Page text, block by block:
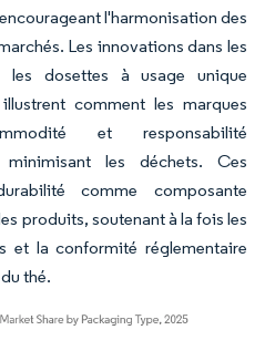
l'harmonisation des
Les innovations dans les
dosettes à usage unique
comment les marques
et responsabilité
les déchets. Ces
comme composante
produits, soutenant à la fois les
et la conformité réglementaire
thé.